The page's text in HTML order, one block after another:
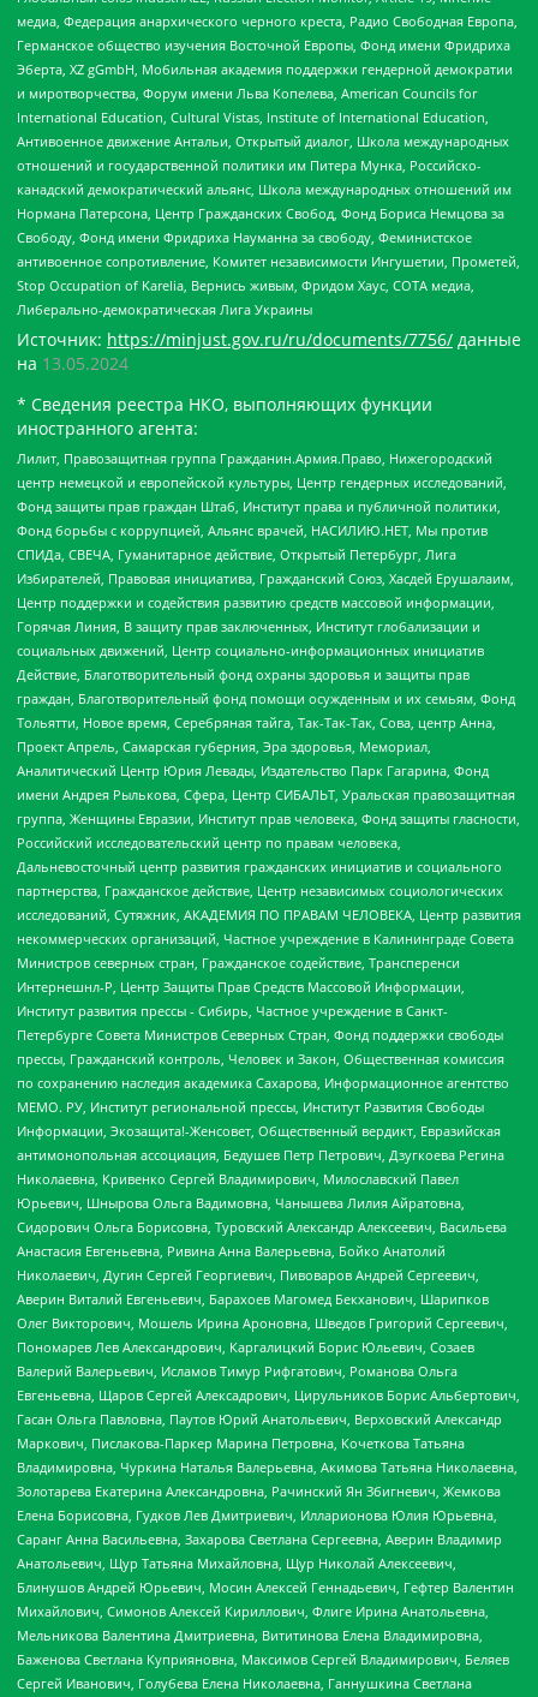
медиа, Федерация анархического черного креста, Радио Свободная Европа,
Германское общество изучения Восточной Европы, Фонд имени Фридриха
Эберта, XZ gGmbH, Мобильная академия поддержки гендерной демократии
и миротворчества, Форум имени Льва Копелева, American Councils for
International Education, Cultural Vistas, Institute of International Education,
Антивоенное движение Антальи, Открытый диалог, Школа международных
отношений и государственной политики им Питера Мунка, Российско-
канадский демократический альянс, Школа международных отношений им
Нормана Патерсона, Центр Гражданских Свобод, Фонд Бориса Немцова за
Свободу, Фонд имени Фридриха Науманна за свободу, Феминистское
антивоенное сопротивление, Комитет независимости Ингушетии, Прометей,
Stop Occupation of Karelia, Вернись живым, Фридом Хаус, СОТА медиа,
Либерально-демократическая Лига Украины
Источник: https://minjust.gov.ru/ru/documents/7756/ данные
на 13.05.2024
* Сведения реестра НКО, выполняющих функции
иностранного агента:
Лилит, Правозащитная группа Гражданин.Армия.Право, Нижегородский
центр немецкой и европейской культуры, Центр гендерных исследований,
Фонд защиты прав граждан Штаб, Институт права и публичной политики,
Фонд борьбы с коррупцией, Альянс врачей, НАСИЛИЮ.НЕТ, Мы против
СПИДа, СВЕЧА, Гуманитарное действие, Открытый Петербург, Лига
Избирателей, Правовая инициатива, Гражданский Союз, Хасдей Ерушалаим,
Центр поддержки и содействия развитию средств массовой информации,
Горячая Линия, В защиту прав заключенных, Институт глобализации и
социальных движений, Центр социально-информационных инициатив
Действие, Благотворительный фонд охраны здоровья и защиты прав
граждан, Благотворительный фонд помощи осужденным и их семьям, Фонд
Тольятти, Новое время, Серебряная тайга, Так-Так-Так, Сова, центр Анна,
Проект Апрель, Самарская губерния, Эра здоровья, Мемориал,
Аналитический Центр Юрия Левады, Издательство Парк Гагарина, Фонд
имени Андрея Рылькова, Сфера, Центр СИБАЛЬТ, Уральская правозащитная
группа, Женщины Евразии, Институт прав человека, Фонд защиты гласности,
Российский исследовательский центр по правам человека,
Дальневосточный центр развития гражданских инициатив и социального
партнерства, Гражданское действие, Центр независимых социологических
исследований, Сутяжник, АКАДЕМИЯ ПО ПРАВАМ ЧЕЛОВЕКА, Центр развития
некоммерческих организаций, Частное учреждение в Калининграде Совета
Министров северных стран, Гражданское содействие, Трансперенси
Интернешнл-Р, Центр Защиты Прав Средств Массовой Информации,
Институт развития прессы - Сибирь, Частное учреждение в Санкт-
Петербурге Совета Министров Северных Стран, Фонд поддержки свободы
прессы, Гражданский контроль, Человек и Закон, Общественная комиссия
по сохранению наследия академика Сахарова, Информационное агентство
МЕМО. РУ, Институт региональной прессы, Институт Развития Свободы
Информации, Экозащита!-Женсовет, Общественный вердикт, Евразийская
антимонопольная ассоциация, Бедушев Петр Петрович, Дзугкоева Регина
Николаевна, Кривенко Сергей Владимирович, Милославский Павел
Юрьевич, Шнырова Ольга Вадимовна, Чанышева Лилия Айратовна,
Сидорович Ольга Борисовна, Туровский Александр Алексеевич, Васильева
Анастасия Евгеньевна, Ривина Анна Валерьевна, Бойко Анатолий
Николаевич, Дугин Сергей Георгиевич, Пивоваров Андрей Сергеевич,
Аверин Виталий Евгеньевич, Барахоев Магомед Бекханович, Шарипков
Олег Викторович, Мошель Ирина Ароновна, Шведов Григорий Сергеевич,
Пономарев Лев Александрович, Каргалицкий Борис Юльевич, Созаев
Валерий Валерьевич, Исламов Тимур Рифгатович, Романова Ольга
Евгеньевна, Щаров Сергей Алексадрович, Цирульников Борис Альбертович,
Гасан Ольга Павловна, Паутов Юрий Анатольевич, Верховский Александр
Маркович, Пислакова-Паркер Марина Петровна, Кочеткова Татьяна
Владимировна, Чуркина Наталья Валерьевна, Акимова Татьяна Николаевна,
Золотарева Екатерина Александровна, Рачинский Ян Збигневич, Жемкова
Елена Борисовна, Гудков Лев Дмитриевич, Илларионова Юлия Юрьевна,
Саранг Анна Васильевна, Захарова Светлана Сергеевна, Аверин Владимир
Анатольевич, Щур Татьяна Михайловна, Щур Николай Алексеевич,
Блинушов Андрей Юрьевич, Мосин Алексей Геннадьевич, Гефтер Валентин
Михайлович, Симонов Алексей Кириллович, Флиге Ирина Анатольевна,
Мельникова Валентина Дмитриевна, Вититинова Елена Владимировна,
Баженова Светлана Куприяновна, Максимов Сергей Владимирович, Беляев
Сергей Иванович, Голубева Елена Николаевна, Ганнушкина Светлана